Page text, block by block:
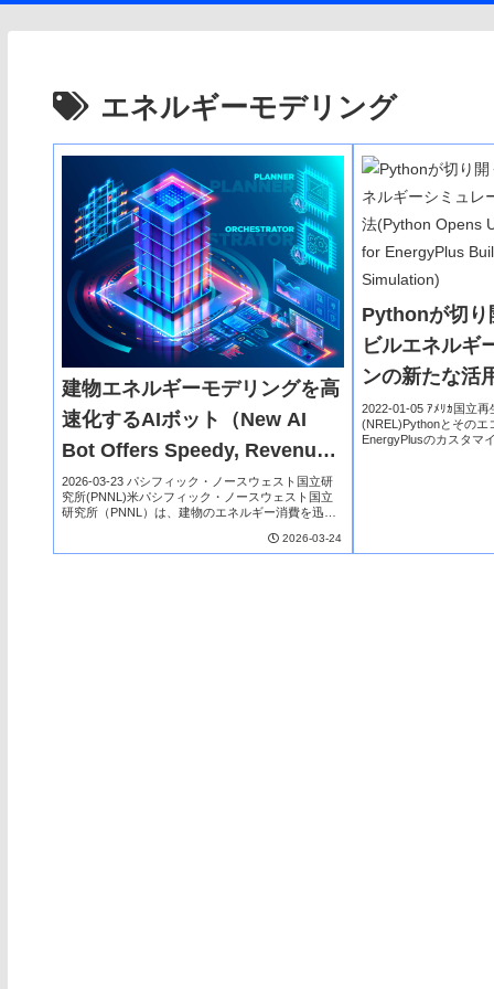
エネルギーモデリング
建物エネルギーモデリングを高
速化するAIボット（New AI
Bot Offers Speedy, Revenue-
Saving Building Energy
Modeling）
2026-03-23 パシフィック・ノースウェスト国立研
究所(PNNL)米パシフィック・ノースウェスト国立
研究所（PNNL）は、建物のエネルギー消費を迅速
ボットは、従来は専門家が長時間かけて...2026-03-24
Pythonが切
ビルエネルギ
ンの新たな活
Opens Up
for
2022-01-05 ｱﾒﾘｶ国立再
(NREL)Pythonとそのエ
EnergyPlusのカスタマ